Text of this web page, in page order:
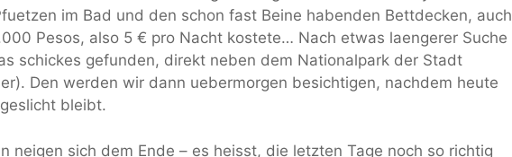
im Bad und den schon fast Beine habenden Bettdecken, auch
Pesos, also 5 € pro Nacht kostete… Nach etwas laengerer Suche
schickes gefunden, direkt neben dem Nationalpark der Stadt
Den werden wir dann uebermorgen besichtigen, nachdem heute
bleibt.
neigen sich dem Ende – es heisst, die letzten Tage noch so richtig